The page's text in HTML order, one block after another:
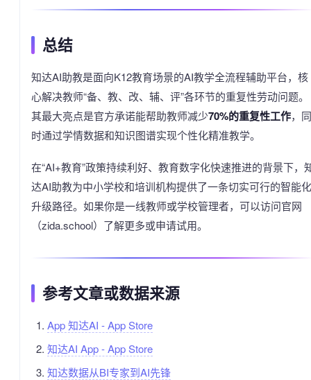
总结
知达AI助教是面向K12教育场景的AI教学全流程辅助平台，核
心解决教师“备、教、改、辅、评”各环节的重复性劳动问题。
其最大亮点是官方承诺能帮助教师减少70%的重复性工作，同
时通过学情数据和知识图谱实现个性化精准教学。
在“AI+教育”政策持续利好、教育数字化快速推进的背景下，
达AI助教为中小学校和培训机构提供了一条切实可行的智能化
升级路径。如果你是一线教师或学校管理者，可以访问官网
（zida.school）了解更多或申请试用。
参考文章或数据来源
‎App 知达AI - App Store
‎知达AI App - App Store
知达数据从BI专家到AI先锋